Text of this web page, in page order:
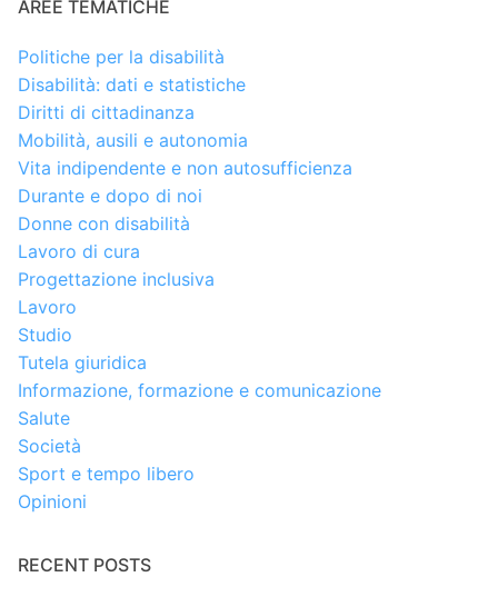
AREE TEMATICHE
Politiche per la disabilità
Disabilità: dati e statistiche
Diritti di cittadinanza
Mobilità, ausili e autonomia
Vita indipendente e non autosufficienza
Durante e dopo di noi
Donne con disabilità
Lavoro di cura
Progettazione inclusiva
Lavoro
Studio
Tutela giuridica
Informazione, formazione e comunicazione
Salute
Società
Sport e tempo libero
Opinioni
RECENT POSTS